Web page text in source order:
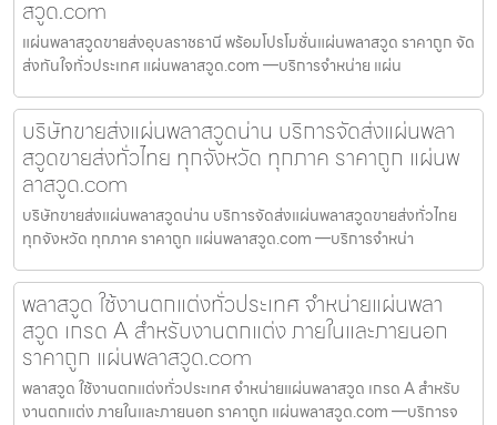
สวูด.com
แผ่นพลาสวูดขายส่งอุบลราชธานี พร้อมโปรโมชั่นแผ่นพลาสวูด ราคาถูก จัด
ส่งทันใจทั่วประเทศ แผ่นพลาสวูด.com —บริการจำหน่าย แผ่น
บริษัทขายส่งแผ่นพลาสวูดน่าน บริการจัดส่งแผ่นพลา
สวูดขายส่งทั่วไทย ทุกจังหวัด ทุกภาค ราคาถูก แผ่นพ
ลาสวูด.com
บริษัทขายส่งแผ่นพลาสวูดน่าน บริการจัดส่งแผ่นพลาสวูดขายส่งทั่วไทย
ทุกจังหวัด ทุกภาค ราคาถูก แผ่นพลาสวูด.com —บริการจำหน่า
พลาสวูด ใช้งานตกแต่งทั่วประเทศ จำหน่ายแผ่นพลา
สวูด เกรด A สำหรับงานตกแต่ง ภายในและภายนอก
ราคาถูก แผ่นพลาสวูด.com
พลาสวูด ใช้งานตกแต่งทั่วประเทศ จำหน่ายแผ่นพลาสวูด เกรด A สำหรับ
งานตกแต่ง ภายในและภายนอก ราคาถูก แผ่นพลาสวูด.com —บริการจ